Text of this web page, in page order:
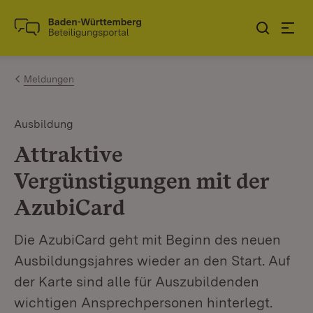
Zum Inhalt springen
Link zur Startseite
Meldungen
Ausbildung
Attraktive
Vergünstigungen mit der
AzubiCard
Die AzubiCard geht mit Beginn des neuen
Ausbildungsjahres wieder an den Start. Auf
der Karte sind alle für Auszubildenden
wichtigen Ansprechpersonen hinterlegt.